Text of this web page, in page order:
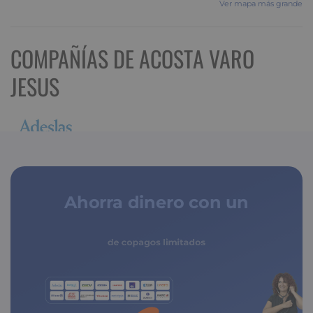
Ver mapa más grande
COMPAÑÍAS DE ACOSTA VARO
JESUS
Ahorra dinero con un
de copagos limitados